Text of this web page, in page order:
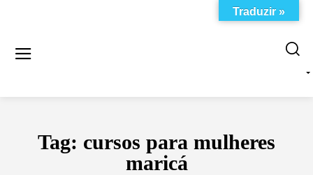
Tag: cursos para mulheres
maricá
Traduzir »